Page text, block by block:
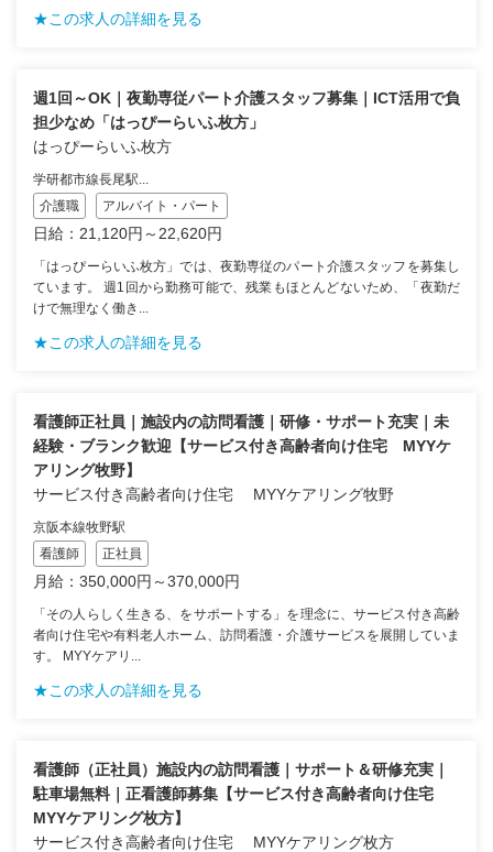
★この求人の詳細を見る
週1回～OK｜夜勤専従パート介護スタッフ募集｜ICT活用で負
担少なめ「はっぴーらいふ枚方」
はっぴーらいふ枚方
学研都市線長尾駅...
介護職
アルバイト・パート
日給：21,120円～22,620円
「はっぴーらいふ枚方」では、夜勤専従のパート介護スタッフを募集し
ています。 週1回から勤務可能で、残業もほとんどないため、「夜勤だ
けで無理なく働き...
★この求人の詳細を見る
看護師正社員｜施設内の訪問看護｜研修・サポート充実｜未
経験・ブランク歓迎【サービス付き高齢者向け住宅 MYYケ
アリング牧野】
サービス付き高齢者向け住宅 MYYケアリング牧野
京阪本線牧野駅
看護師
正社員
月給：350,000円～370,000円
「その人らしく生きる、をサポートする」を理念に、サービス付き高齢
者向け住宅や有料老人ホーム、訪問看護・介護サービスを展開していま
す。 MYYケアリ...
★この求人の詳細を見る
看護師（正社員）施設内の訪問看護｜サポート＆研修充実｜
駐車場無料｜正看護師募集【サービス付き高齢者向け住宅
MYYケアリング枚方】
サービス付き高齢者向け住宅 MYYケアリング枚方